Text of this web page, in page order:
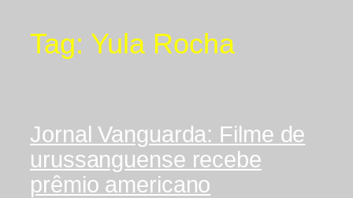
Tag: Yula Rocha
Jornal Vanguarda: Filme de
urussanguense recebe
prêmio americano